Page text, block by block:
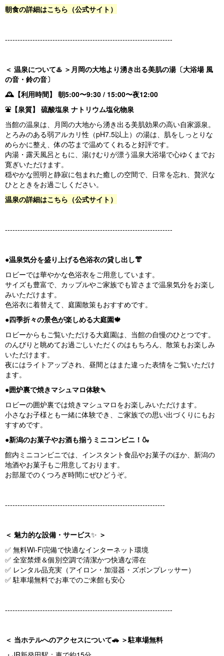
朝食の詳細はこちら（公式サイト）
-------------------------------------------------------------------
＜ 温泉について♨️ ＞月岡の大地より湧き出る美肌の湯〔大浴場 風
の音・鈴の音〕
🕰【利用時間】 朝5:00〜9:30 / 15:00〜夜12:00
⛲【泉質】 硫酸塩泉 ナトリウム塩化物泉
当館の温泉は、月岡の大地から湧き出る美肌効果の高い自家源泉。
とろみのある弱アルカリ性（pH7.5以上）の湯は、肌をしっとりな
めらかに整え、体の芯まで温めてくれると好評です。
内湯・露天風呂ともに、湯けむりが漂う温泉大浴場で心ゆくまでお
寛ぎいただけます。
穏やかな照明と静寂に包まれた癒しの空間で、日常を忘れ、贅沢な
ひとときをお過ごしください。
温泉の詳細はこちら（公式サイト）
-------------------------------------------------------------------
●温泉気分を盛り上げる色浴衣の貸し出し👘
ロビーでは華やかな色浴衣をご用意しています。
サイズも豊富で、カップルやご家族でも皆さまで温泉気分をお楽し
みいただけます。
色浴衣に着替えて、庭園散策もおすすめです。
●四季折々の景色が楽しめる大庭園🍁
ロビーからもご覧いただける大庭園は、当館の自慢のひとつです。
のんびりと眺めてお過ごしいただくのはもちろん、散策もお楽しみ
いただけます。
夜にはライトアップされ、昼間とはまた違った表情をご覧いただけ
ます。
●囲炉裏で焼きマシュマロ体験🍡
ロビーの囲炉裏では焼きマシュマロをお楽しみいただけます。
小さなお子様とも一緒に体験でき、ご家族での思い出づくりにもお
すすめです。
●新潟のお菓子やお酒も揃うミニコンビニ！🍶
館内ミニコンビニでは、インスタント食品やお菓子のほか、新潟の
地酒やお菓子もご用意しております。
お部屋でのくつろぎ時間にぜひどうぞ。
----------------------------------------------------------------
＜ 魅力的な設備・サービス✨ ＞
✅ 無料Wi-Fi完備で快適なインターネット環境
✅ 全室禁煙＆個別空調で清潔かつ快適な滞在
✅ レンタル品充実（アイロン・加湿器・ズボンプレッサー）
✅ 駐車場無料でお車でのご来館も安心
-------------------------------------------------------------------
＜ 当ホテルへのアクセスについて🚗 ＞駐車場無料